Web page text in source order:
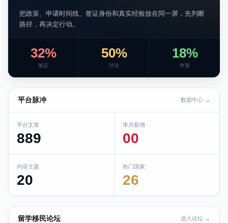
把政策、申请时间线、签证身份和真实经验放在同一屏，先判断
路径，再决定行动。
32%
签证
50%
讨论
18%
申请
平台脉冲 数据中心 →
平台文章
889
本月新增
00
内容主题
20
热门国家
26
留学移民论坛 进入论坛 →